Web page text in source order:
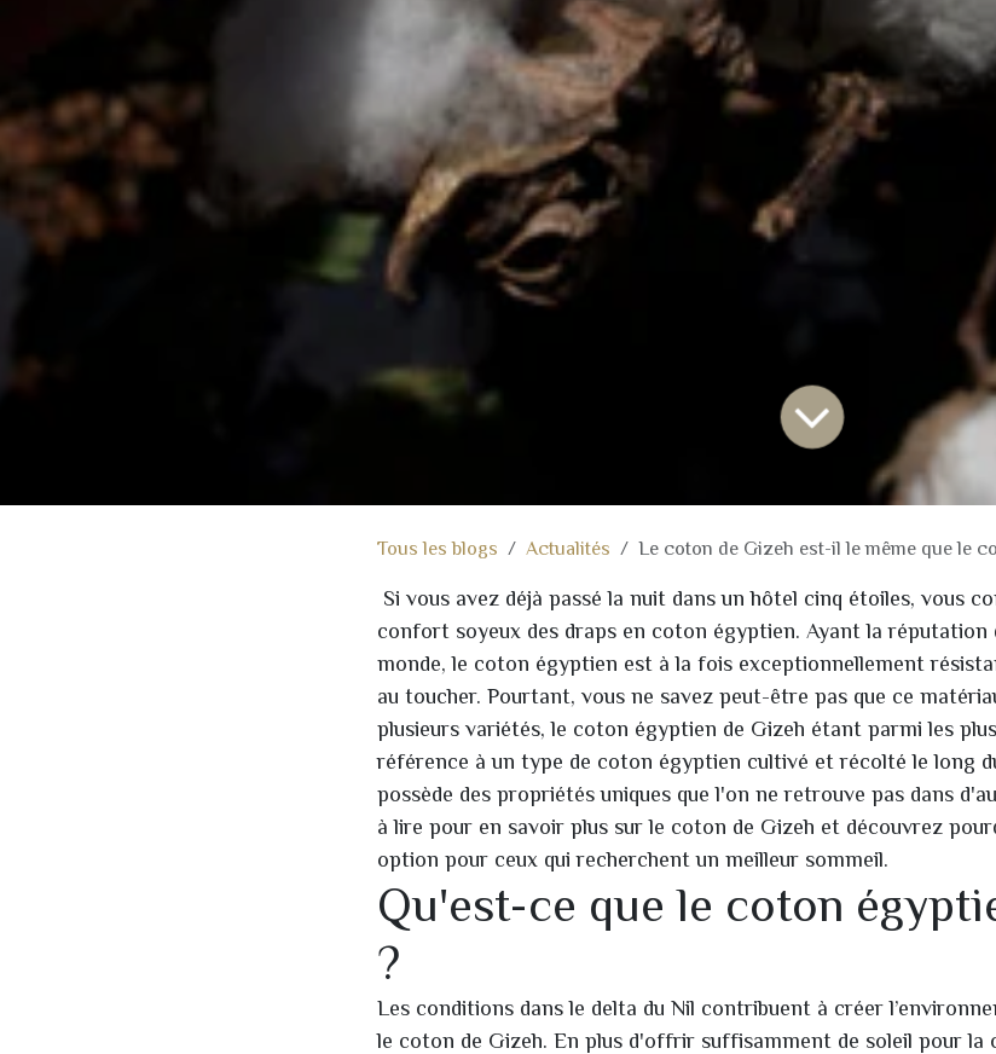
Tous les blogs Actualités Le coton de Gizeh est-il le même que le
Si vous avez déjà passé la nuit dans un hôtel cinq étoiles, vous
confort soyeux des draps en coton égyptien. Ayant la réputation
monde, le coton égyptien est à la fois exceptionnellement
au toucher. Pourtant, vous ne savez peut-être pas que ce
plusieurs variétés, le coton égyptien de Gizeh étant parmi les
référence à un type de coton égyptien cultivé et récolté le long
possède des propriétés uniques que l'on ne retrouve pas dans
à lire pour en savoir plus sur le coton de Gizeh et découvrez
option pour ceux qui recherchent un meilleur sommeil.
Qu'est-ce que le coton
?
Les conditions dans le delta du Nil contribuent à créer
le coton de Gizeh. En plus d'offrir suffisamment de soleil pour la